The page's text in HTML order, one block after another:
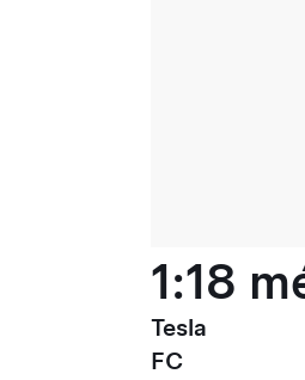
1:18
Tesla
FC